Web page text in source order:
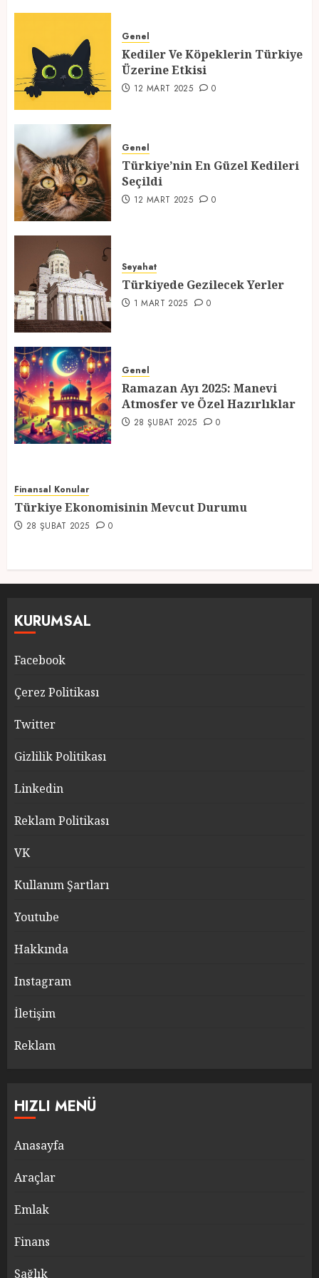
2
Üzerine Etkisi
12 MART 2025 0
3
Seçildi
12 MART 2025 0
4
1 MART 2025
5
Atmosfer ve Özel Hazırlıklar
28 ŞUBAT 2025 0
Genel
Kediler Ve Köpeklerin Türkiye
Üzerine Etkisi
12 MART 2025 0
Genel
Türkiye’nin En Güzel Kedileri
Seçildi
12 MART 2025 0
Seyahat
Türkiyede Gezilecek Yerler
1 MART 2025 0
Genel
Ramazan Ayı 2025: Manevi
Atmosfer ve Özel Hazırlıklar
28 ŞUBAT 2025 0
Finansal Konular
Türkiye Ekonomisinin Mevcut Durumu
28 ŞUBAT 2025 0
KURUMSAL
Facebook
Çerez Politikası
Twitter
Gizlilik Politikası
Linkedin
Reklam Politikası
VK
Kullanım Şartları
Youtube
Hakkında
Instagram
İletişim
Reklam
HIZLI MENÜ
Anasayfa
Araçlar
Emlak
Finans
Sağlık